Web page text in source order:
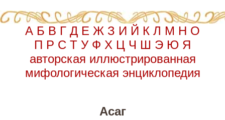
А Б В Г Д Е Ж З И Й К Л М Н О
П Р С Т У Ф Х Ц Ч Ш Э Ю Я
авторская иллюстрированная
мифологическая энциклопедия
Асаг